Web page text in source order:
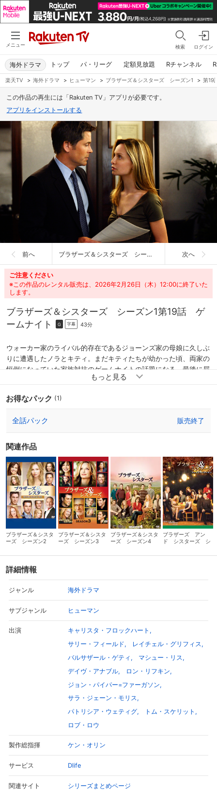
メニュー 検索 ログイン
トップ パ・リーグ 定額見放題 Rチャンネル
海外ドラマ
楽天TV > 海外ドラマ > ヒューマン > ブラザーズ＆シスターズ シーズン1 > 第19
この作品の再生には「Rakuten TV」アプリが必要です。
アプリをインストールする
前へ ブラザーズ＆シスターズ シーズン1 次へ
ご注意ください
※この作品のレンタル販売は、2026年2月26日（木）12:00に終了いた
します。
ブラザーズ＆シスターズ シーズン1第19話 ゲ
ームナイト
G 字幕 43分
ウォーカー家のライバル的存在であるジョーンズ家の母娘に久しぶ
りに遭遇したノラとキティ。まだキティたちが幼かった頃、両家の
恒例になっていた家族対抗のゲームナイトの話題になる。最後に屈
辱的な負け方をしているキティは、再試合を持ちかける。サラは、
ることを拒否し続けていたキティは・・・。一方、ケヴィンはキテ
の弟ジェイソンとは知らずに会いに行き、マキャリスターを酷評す
お得なパック (1)
全話パック 販売終了
関連作品
ブラザーズ＆シスタ
ーズ シーズン2
ブラザーズ＆シスタ
ーズ シーズン3
ブラザーズ＆シスタ
ーズ シーズン4
ブラザーズ アン
ド シスターズ シ
詳細情報
ジャンル 海外ドラマ
サブジャンル ヒューマン
出演
キャリスタ・フロックハート
サリー・フィールド
レイチェル・グリフィス
バルサザール・ゲティ
マシュー・リス
デイヴ・アナブル
ロン・リフキン
ジョン・パイパー=ファーガソン
サラ・ジェーン・モリス
パトリシア・ウェティグ
トム・スケリット
ロブ・ロウ
製作総指揮 ケン・オリン
サービス Dlife
関連サイト シリーズまとめページ